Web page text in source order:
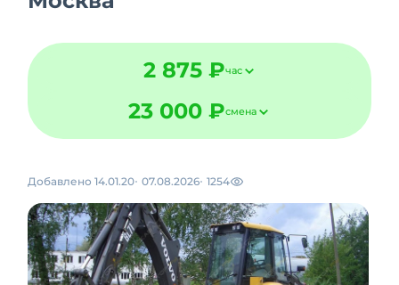
2 875 ₽час
23 000 ₽смена
Добавлено 14.01.20 07.08.2026 1254